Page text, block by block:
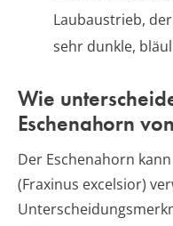
Laubaustrieb,
sehr dunkle,
Wie
Eschenahorn
Der Eschenahorn
(Fraxinus excelsior)